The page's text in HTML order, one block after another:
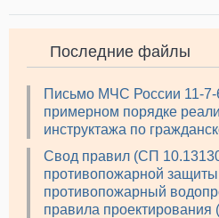
Последние файлы
Письмо МЧС России 11-7-
примерном порядке
инструктажа по
Свод правил (СП
противопожарной
противопожарный
правила